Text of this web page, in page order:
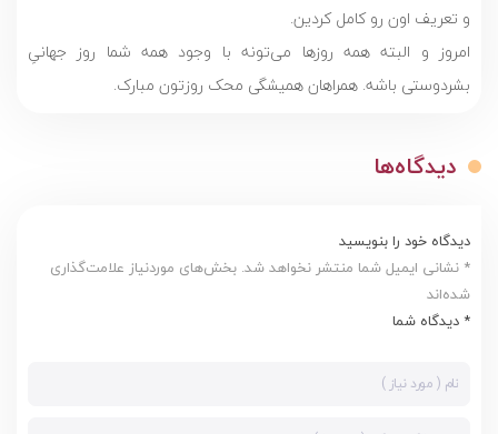
و تعریف اون رو کامل کردین.
امروز و البته همه روزها می‌تونه با وجود همه شما روز جهانیِ
بشردوستی باشه. همراهان همیشگی محک روزتون مبارک.
دیدگاه‌ها
دیدگاه خود را بنویسید
* نشانی ایمیل شما منتشر نخواهد شد. بخش‌های موردنیاز علامت‌گذاری
شده‌اند
* دیدگاه شما